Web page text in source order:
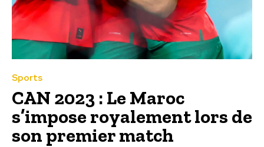
Sports
CAN 2023 : Le Maroc
s’impose royalement lors de
son premier match